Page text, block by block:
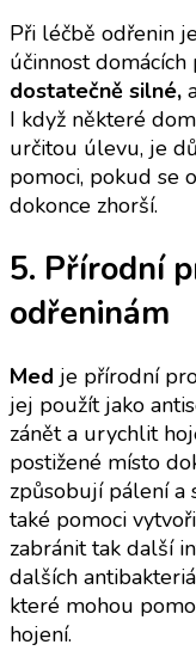
Při léčbě odřenin
účinnost
dostatečně silné,
I když některé
určitou úlevu, je
pomoci, pokud se
dokonce zhorší.
5. Přírodní
odřeninám
Med je přírodní
jej použít jako
zánět a urychlit
postižené místo
způsobují pálení a
také pomoci
zabránit tak další
dalších
které mohou
hojení.